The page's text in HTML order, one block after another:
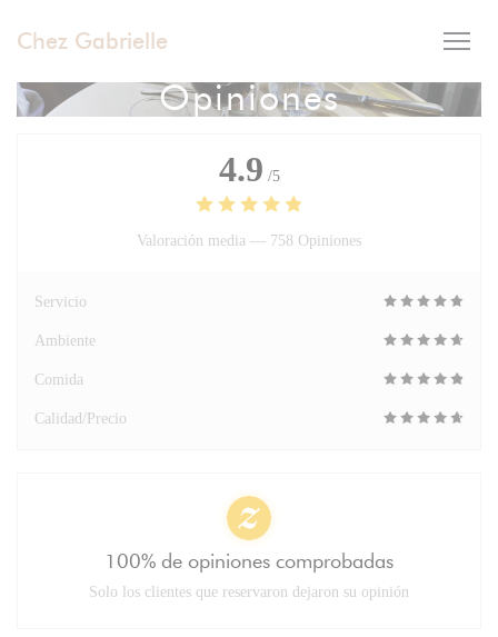
Chez Gabrielle
Opiniones
4.9 /5
Valoración media — 758 Opiniones
Servicio
Ambiente
Comida
Calidad/Precio
100% de opiniones comprobadas
Solo los clientes que reservaron dejaron su opinión